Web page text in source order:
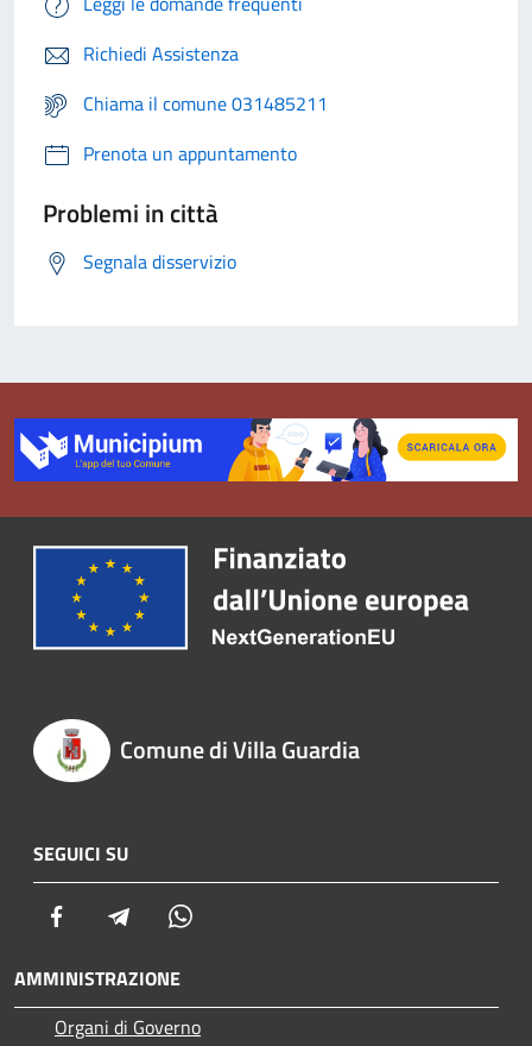
Richiedi Assistenza
Chiama il comune 031485211
Prenota un appuntamento
Problemi in città
Segnala disservizio
Comune di Villa Guardia
SEGUICI SU
Facebook Telegram
AMMINISTRAZIONE
Organi di Governo